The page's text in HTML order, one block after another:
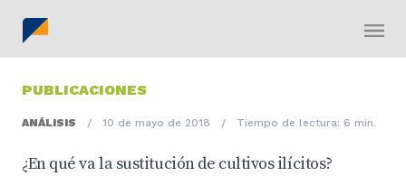
PUBLICACIONES
ANÁLISIS / 10 de mayo de 2018 / Tiempo de lectura: 6 min.
¿En qué va la sustitución de cultivos ilícitos?